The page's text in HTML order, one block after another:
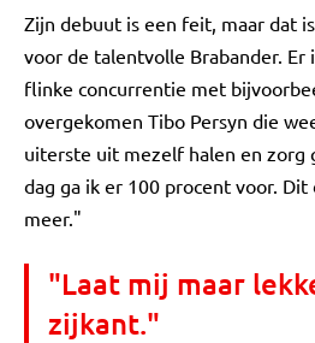
Zijn debuut is een feit, maar dat
voor de talentvolle Brabander. Er
flinke concurrentie met
overgekomen Tibo Persyn die
uiterste uit mezelf halen en zorg
dag ga ik er 100 procent voor.
meer."
"Laat mij maar
zijkant."